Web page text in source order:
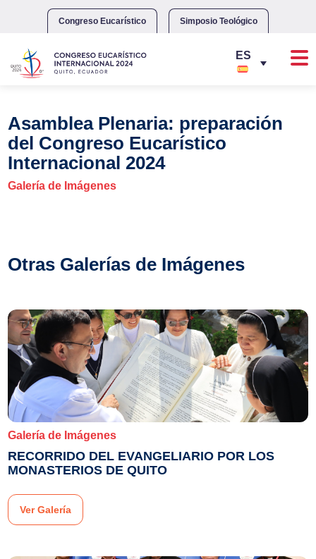
Congreso Eucarístico Simposio Teológico
Asamblea Plenaria: preparación
del Congreso Eucarístico
Internacional 2024
Galería de Imágenes
Otras Galerías de Imágenes
Galería de Imágenes
RECORRIDO DEL EVANGELIARIO POR LOS
MONASTERIOS DE QUITO
Ver Galería